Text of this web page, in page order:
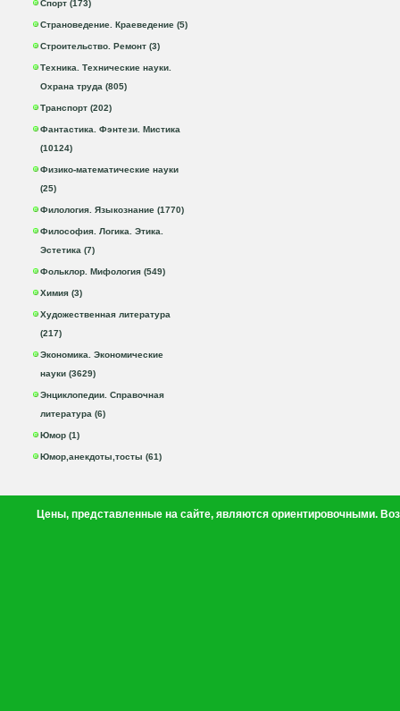
Спорт (173)
Страноведение. Краеведение (5)
Строительство. Ремонт (3)
Техника. Технические науки.
Охрана труда (805)
Транспорт (202)
Фантастика. Фэнтези. Мистика
(10124)
Физико-математические науки
(25)
Филология. Языкознание (1770)
Философия. Логика. Этика.
Эстетика (7)
Фольклор. Мифология (549)
Химия (3)
Художественная литература
(217)
Экономика. Экономические
науки (3629)
Энциклопедии. Справочная
литература (6)
Юмор (1)
Юмор,анекдоты,тосты (61)
Цены, представленные на сайте, являются ориентировочными.